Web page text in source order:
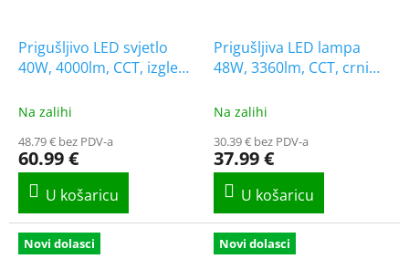
Prigušljivo LED svjetlo
40W, 4000lm, CCT, izgled
Na zalihi
48.79 € bez PDV-a
60.99 €
Prigušljiva LED lampa
48W, 3360lm, CCT, crni
Na zalihi
30.39 € bez PDV-a
37.99 €
Novi dolasci Novi dolasci